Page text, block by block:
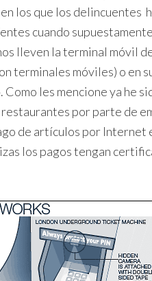
los que los delincuentes
cuando
lleven la terminal móvil
terminales móviles) o en
les mencione ya he
por parte de
de artículos por Internet
los pagos tengan